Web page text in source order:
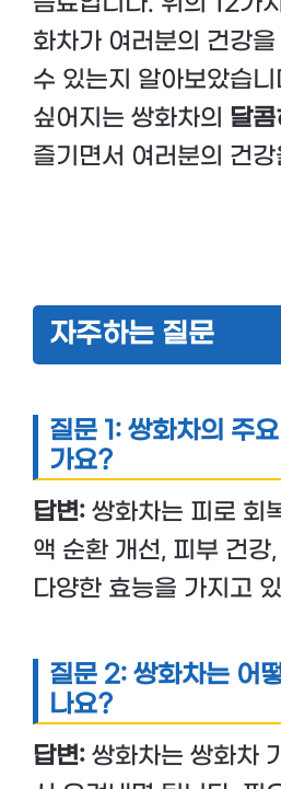
화차가 여러분의 건강
수 있는지 알아보았습
싶어지는 쌍화차의 달
즐기면서 여러분의 건
자주하는 질문
질문 1: 쌍화차의 주
가요?
답변: 쌍화차는 피로 회
액 순환 개선, 피부 건강
다양한 효능을 가지고
질문 2: 쌍화차는 어
나요?
답변: 쌍화차는 쌍화차